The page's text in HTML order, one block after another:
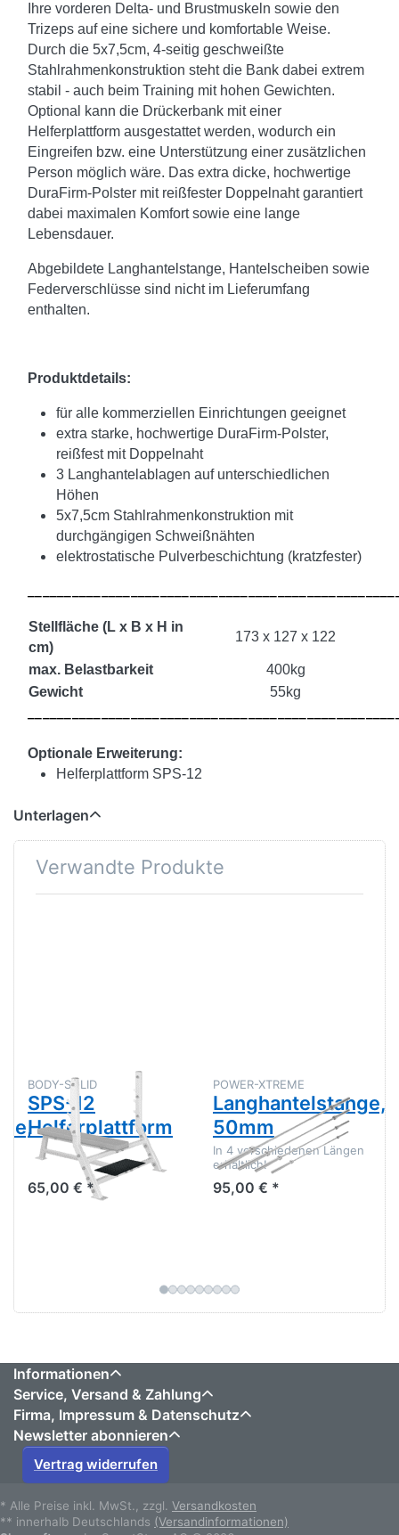
Ihre vorderen Delta- und Brustmuskeln sowie den
Trizeps auf eine sichere und komfortable Weise.
Durch die 5x7,5cm, 4-seitig geschweißte
Stahlrahmenkonstruktion steht die Bank dabei extrem
stabil - auch beim Training mit hohen Gewichten.
Optional kann die Drückerbank mit einer
Helferplattform ausgestattet werden, wodurch ein
Eingreifen bzw. eine Unterstützung einer zusätzlichen
Person möglich wäre. Das extra dicke, hochwertige
DuraFirm-Polster mit reißfester Doppelnaht garantiert
dabei maximalen Komfort sowie eine lange
Lebensdauer.
Abgebildete Langhantelstange, Hantelscheiben sowie
Federverschlüsse sind nicht im Lieferumfang
enthalten.
Produktdetails:
für alle kommerziellen Einrichtungen geeignet
extra starke, hochwertige DuraFirm-Polster,
reißfest mit Doppelnaht
3 Langhantelablagen auf unterschiedlichen
Höhen
5x7,5cm Stahlrahmenkonstruktion mit
durchgängigen Schweißnähten
elektrostatische Pulverbeschichtung (kratzfester)
Stellfläche (L x B x H in
cm)
173 x 127 x 122
max. Belastbarkeit
400kg
Gewicht
55kg
Optionale Erweiterung:
Helferplattform SPS-12
Unterlagen
Verwandte Produkte
BODY-SOLID
SPS-12
Helferplattform
65,00 € *
POWER-XTREME
Langhantelstange,
50mm
In 4 verschiedenen Längen
erhältlich!
95,00 € *
Informationen
Service, Versand & Zahlung
Firma, Impressum & Datenschutz
Newsletter abonnieren
Vertrag widerrufen
* Alle Preise inkl. MwSt., zzgl. Versandkosten
** innerhalb Deutschlands (Versandinformationen)